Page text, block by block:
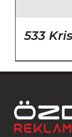
533